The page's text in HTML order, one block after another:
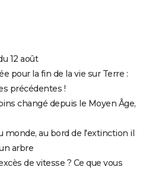
12 août
pour la fin de la vie sur Terre :
précédentes !
changé depuis le Moyen Âge,
monde, au bord de l'extinction il
arbre
de vitesse ? Ce que vous